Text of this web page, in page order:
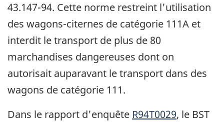
43.147-94. Cette norme restreint l'utilisation
des wagons-citernes de catégorie 111A et
interdit le transport de plus de 80
marchandises dangereuses dont on
autorisait auparavant le transport dans des
wagons de catégorie 111.
Dans le rapport d'enquête R94T0029, le BST